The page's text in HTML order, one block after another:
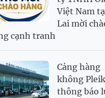
SAR
6,949.25
2,700.94
SGD
USD
26,020 26,050
Việt Nam
Lai mời
cạnh tranh
Cảng hàng
không
thông báo